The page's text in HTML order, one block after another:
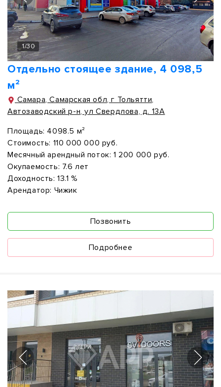
1/30
Отдельно стоящее здание, 4 098,5
м²
Самара, Самарская обл, г Тольятти,
Автозаводский р-н, ул Свердлова, д. 13А
Площадь: 4098.5 м²
Стоимость: 110 000 000 руб.
Месячный арендный поток: 1 200 000 руб.
Окупаемость: 7.6 лет
Доходность: 13.1 %
Арендатор: Чижик
Позвонить
Подробнее